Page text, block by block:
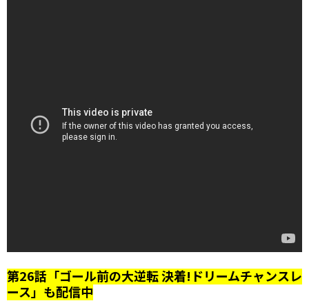
第26話「ゴール前の大逆転 決着!ドリームチャンスレ
ース」も配信中